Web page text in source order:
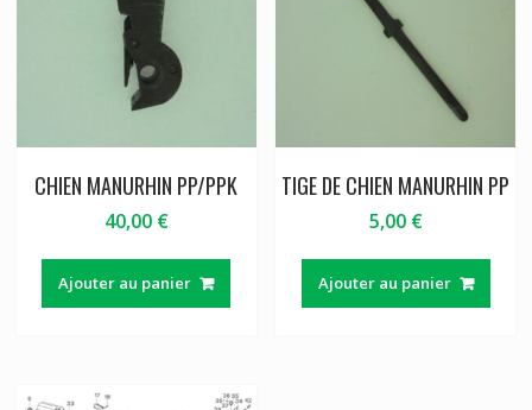
CHIEN MANURHIN PP/PPK
40,00 €
Ajouter au panier
TIGE DE CHIEN MANURHIN PP
5,00 €
Ajouter au panier